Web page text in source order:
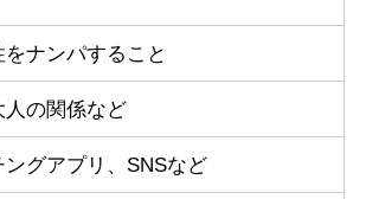
ナンパすること
人の関係など
グアプリ、SNSなど